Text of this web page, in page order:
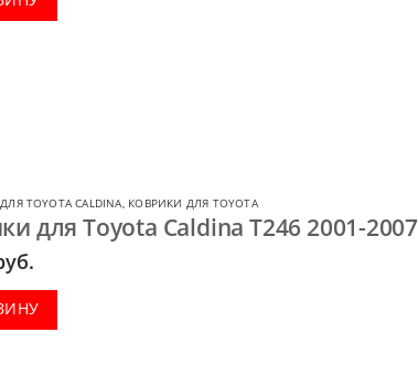
TOYOTA CALDINA, КОВРИКИ ДЛЯ TOYOTA
для Toyota Caldina T246 2001-2007